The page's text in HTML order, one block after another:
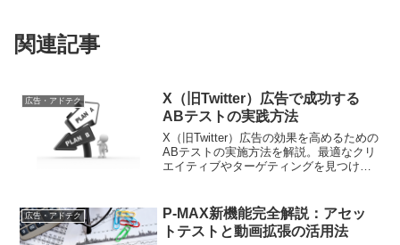
関連記事
広告・アドテク
X（旧Twitter）広告で成功する
ABテストの実践方法
X（旧Twitter）広告の効果を高めるための
ABテストの実施方法を解説。最適なクリ
エイティブやターゲティングを見つけ、
広告・アドテク
P-MAX新機能完全解説：アセッ
トテストと動画拡張の活用法